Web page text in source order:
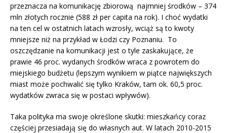
przeznacza na komunikację zbiorową najmniej środków – 374
mln złotych rocznie (588 zł per capita na rok). I choć wydatki
na ten cel w ostatnich latach wzrosły, wciąż są to kwoty
mniejsze niż na przykład w Łodzi czy Poznaniu. To
oszczędzanie na komunikacji jest o tyle zaskakujące, że
prawie 46 proc. wydanych środków wraca z powrotem do
miejskiego budżetu (lepszym wynikiem w piątce największych
miast może pochwalić się tylko Kraków, tam ok. 60,5 proc.
wydatków zwraca się w postaci wpływów).
Taka polityka ma swoje określone skutki: mieszkańcy coraz
częściej przesiadają się do własnych aut. W latach 2010-2015